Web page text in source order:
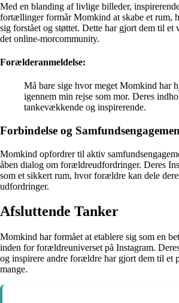
Med en blanding af livlige billeder,
fortællinger formår Momkind at skabe et rum,
sig forstået og støttet. Dette har gjort dem til et
det online-morcommunity.
Forælderanmeldelse:
Må bare sige hvor meget Momkind har
igennem min rejse som mor. Deres
tankevækkende og inspirerende.
Forbindelse og
Momkind opfordrer til aktiv
åben dialog om forældreudfordringer. Deres
som et sikkert rum, hvor forældre kan dele
udfordringer.
Afsluttende Tanker
Momkind har formået at etablere sig som en
inden for forældreuniverset på Instagram.
og inspirere andre forældre har gjort dem til et
mange.